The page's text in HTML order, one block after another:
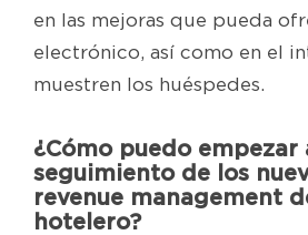
en las mejoras que pueda
electrónico, así como en el
muestren los huéspedes.
¿Cómo puedo empezar
seguimiento de los
revenue management
hotelero?